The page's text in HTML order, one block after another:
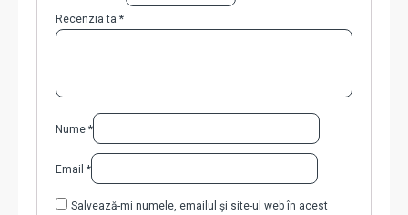
Recenzia ta *
Nume *
Email *
Salvează-mi numele, emailul și site-ul web în acest